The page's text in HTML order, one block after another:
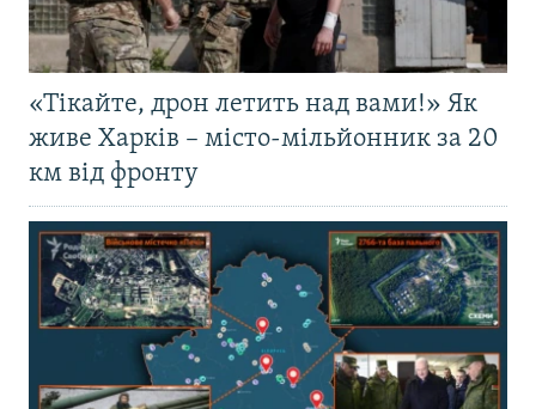
«Тікайте, дрон летить над вами!» Як
живе Харків – місто-мільйонник за 20
км від фронту